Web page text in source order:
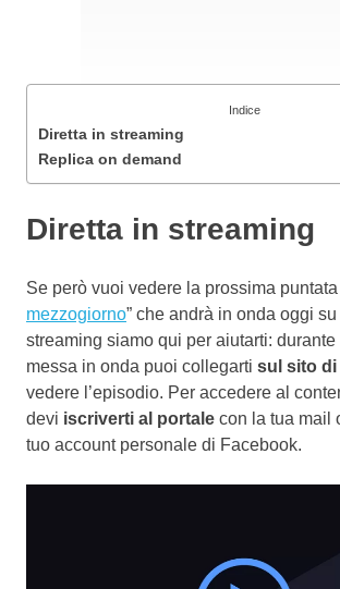
Indice
Diretta in streaming
Replica on demand
Diretta in streaming
Se però vuoi vedere la prossima puntata
mezzogiorno” che andrà in onda oggi su
streaming siamo qui per aiutarti: durante
messa in onda puoi collegarti sul sito di
vedere l’episodio. Per accedere al
devi iscriverti al portale con la tua mail
tuo account personale di Facebook.